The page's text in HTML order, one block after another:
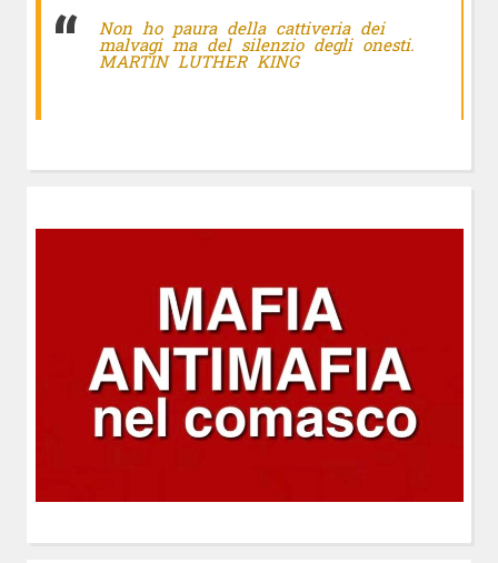
Non ho paura della cattiveria dei
malvagi ma del silenzio degli onesti.
MARTIN LUTHER KING